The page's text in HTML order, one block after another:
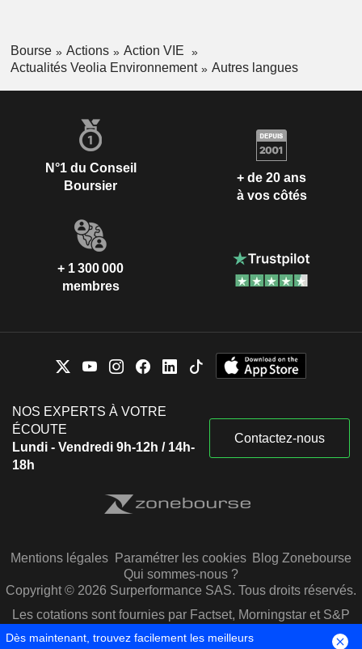
Bourse Actions
Action VIE
Actualités Veolia Environnement
Autres langues
N°1 du Conseil
Boursier
+ de 20 ans
à vos côtés
+ 1 300 000
membres
NOS EXPERTS À VOTRE
ÉCOUTE
Lundi - Vendredi 9h-12h / 14h-
18h
Contactez-nous
Mentions légales Paramétrer les cookies Blog Zonebourse
Qui sommes-nous ?
Copyright © 2026 Surperformance SAS. Tous droits réservés.
Les cotations sont fournies par Factset, Morningstar et S&P
Capital IQ
Dès maintenant, trouvez facilement les meilleurs